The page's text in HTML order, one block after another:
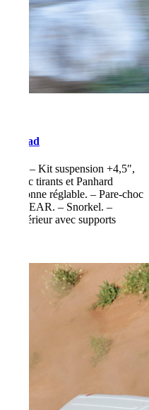
Offroad
– Kit suspension +4,5″,
avec tirants et Panhard
réglable. – Pare-choc
– Snorkel. –
intérieur avec supports